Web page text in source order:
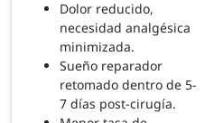
Dolor reducido,
necesidad analgésica
minimizada.
Sueño reparador
retomado dentro de 5-
7 días post-cirugía.